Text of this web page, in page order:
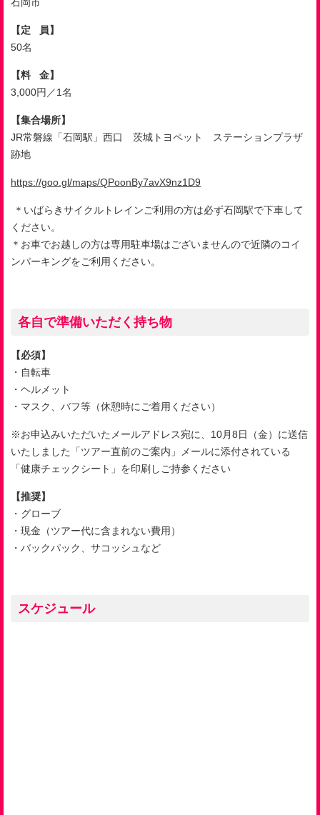
石岡市
【定 員】
50名
【料 金】
3,000円／1名
【集合場所】
JR常磐線「石岡駅」西口 茨城トヨペット ステーションプラザ
跡地
https://goo.gl/maps/QPoonBy7avX9nz1D9
＊いばらきサイクルトレインご利用の方は必ず石岡駅で下車して
ください。
＊お車でお越しの方は専用駐車場はございませんので近隣のコイ
ンパーキングをご利用ください。
各自で準備いただく持ち物
【必須】
・自転車
・ヘルメット
・マスク、バフ等（休憩時にご着用ください）
※お申込みいただいたメールアドレス宛に、10月8日（金）に送信
いたしました「ツアー直前のご案内」メールに添付されている
「健康チェックシート」を印刷しご持参ください
【推奨】
・グローブ
・現金（ツアー代に含まれない費用）
・バックパック、サコッシュなど
スケジュール